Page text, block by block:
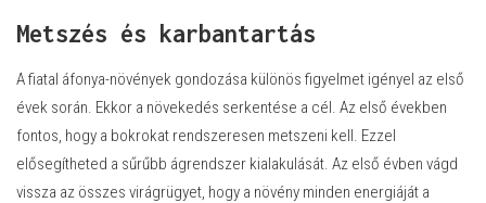
Metszés és karbantartás
A fiatal áfonya-növények gondozása különös figyelmet igényel az első
évek során. Ekkor a növekedés serkentése a cél. Az első években
fontos, hogy a bokrokat rendszeresen metszeni kell. Ezzel
elősegítheted a sűrűbb ágrendszer kialakulását. Az első évben vágd
vissza az összes virágrügyet, hogy a növény minden energiáját a